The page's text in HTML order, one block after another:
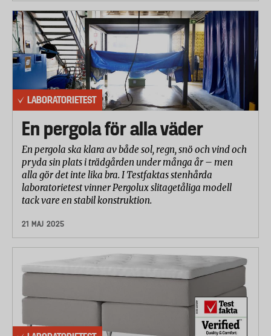
LABORATORIETEST
En pergola för alla väder
En pergola ska klara av både sol, regn, snö och vind och
pryda sin plats i trädgården under många år – men
alla gör det inte lika bra. I Testfaktas stenhårda
laboratorietest vinner Pergolux slitagetåliga modell
tack vare en stabil konstruktion.
21 MAJ 2025